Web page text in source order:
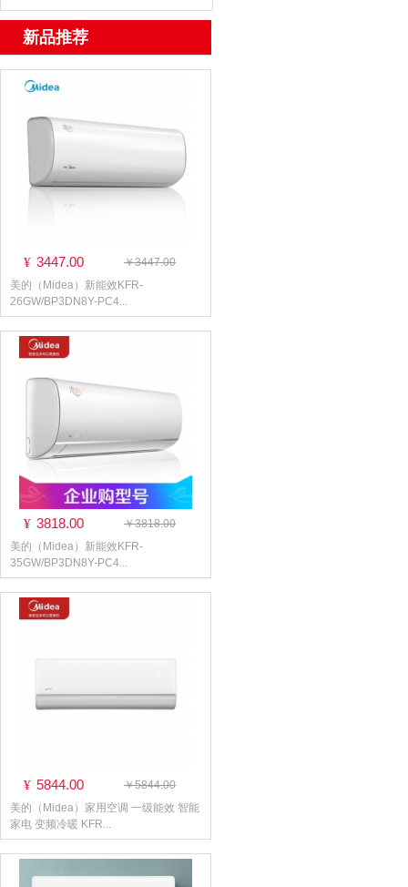
新品推荐
¥ 3447.00
￥3447.00
美的（Midea）新能效KFR-
26GW/BP3DN8Y-PC4...
¥ 3818.00
￥3818.00
美的（Midea）新能效KFR-
35GW/BP3DN8Y-PC4...
¥ 5844.00
￥5844.00
美的（Midea）家用空调 一级能效 智能
家电 变频冷暖 KFR...